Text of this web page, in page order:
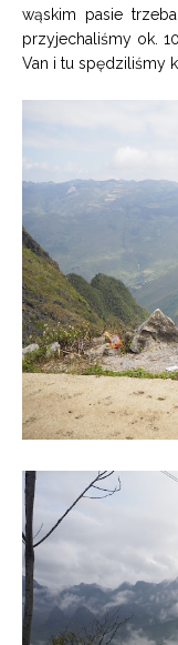
wąskim pasie
przyjechaliśmy ok.
Van i tu spędziliśmy